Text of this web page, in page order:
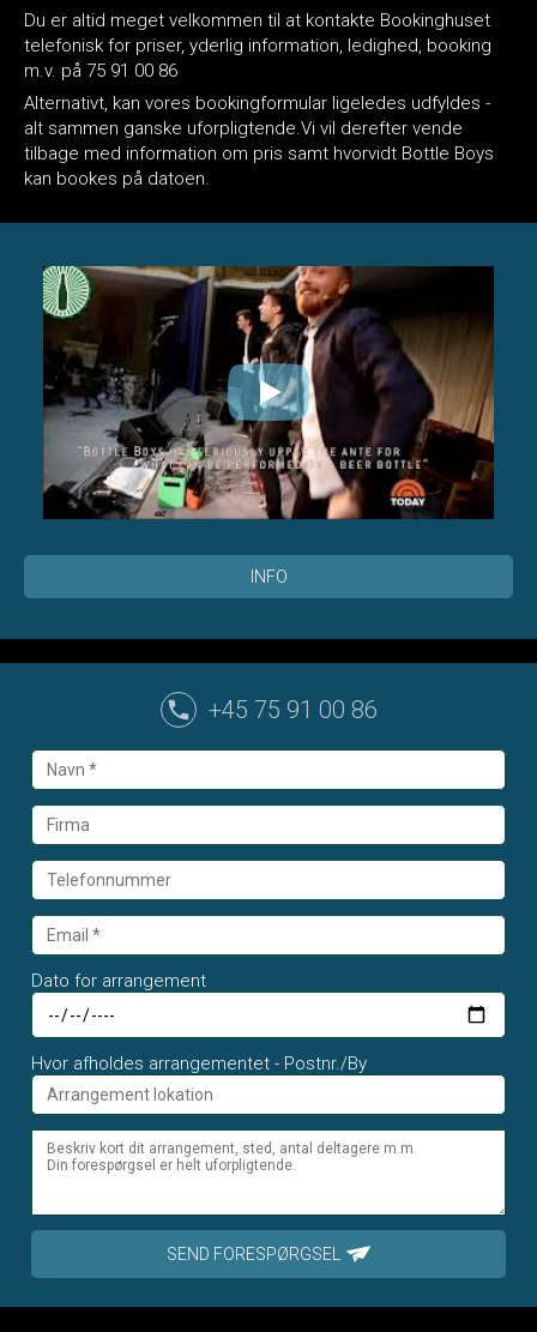
Du er altid meget velkommen til at kontakte Bookinghuset
telefonisk for priser, yderlig information, ledighed, booking
m.v. på 75 91 00 86
Alternativt, kan vores bookingformular ligeledes udfyldes -
alt sammen ganske uforpligtende.Vi vil derefter vende
tilbage med information om pris samt hvorvidt Bottle Boys
kan bookes på datoen.
INFO
+45 75 91 00 86
Dato for arrangement
Hvor afholdes arrangementet - Postnr./By
SEND FORESPØRGSEL